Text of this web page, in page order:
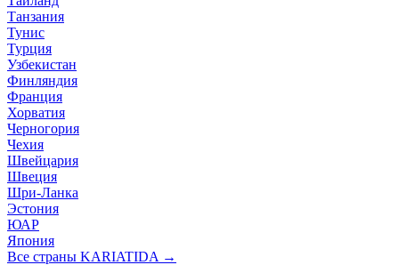
Танзания
Тунис
Турция
Узбекистан
Финляндия
Франция
Хорватия
Черногория
Чехия
Швейцария
Швеция
Шри-Ланка
Эстония
ЮАР
Япония
Все страны KARIATIDA →